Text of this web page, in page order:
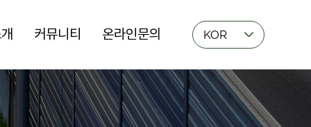
커뮤니티 온라인문의 KOR